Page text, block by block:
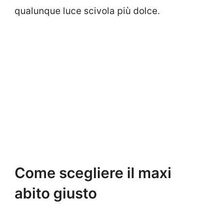
qualunque luce scivola più dolce.
Come scegliere il maxi
abito giusto